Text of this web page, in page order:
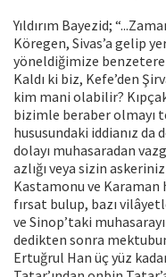
Yıldırım Bayezid;
Köregen, Sivas’a gelip
yöneldiğimize
Kaldı ki biz, Kefe’den
kim mani olabilir? Kıpçak
bizimle beraber olmayı
hususundaki iddianız da
dolayı muhasaradan
azlığı veya sizin
Kastamonu ve Karaman
fırsat bulup, bazı
ve Sinop’taki muhasarayı
dedikten sonra
Ertuğrul Han üç yüz